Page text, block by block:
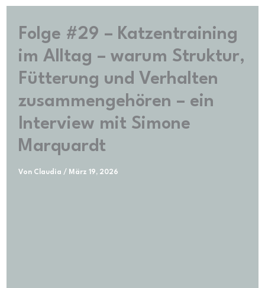
Folge #29 – Katzentraining
im Alltag – warum Struktur,
Fütterung und Verhalten
zusammengehören – ein
Interview mit Simone
Marquardt
Von Claudia / März 19, 2026